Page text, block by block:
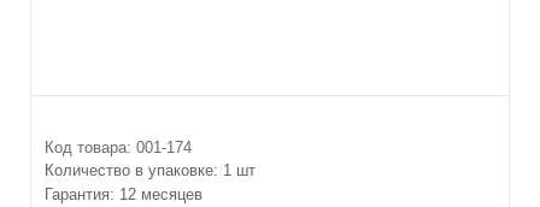
Код товара: 001-174
Количество в упаковке: 1 шт
Гарантия: 12 месяцев